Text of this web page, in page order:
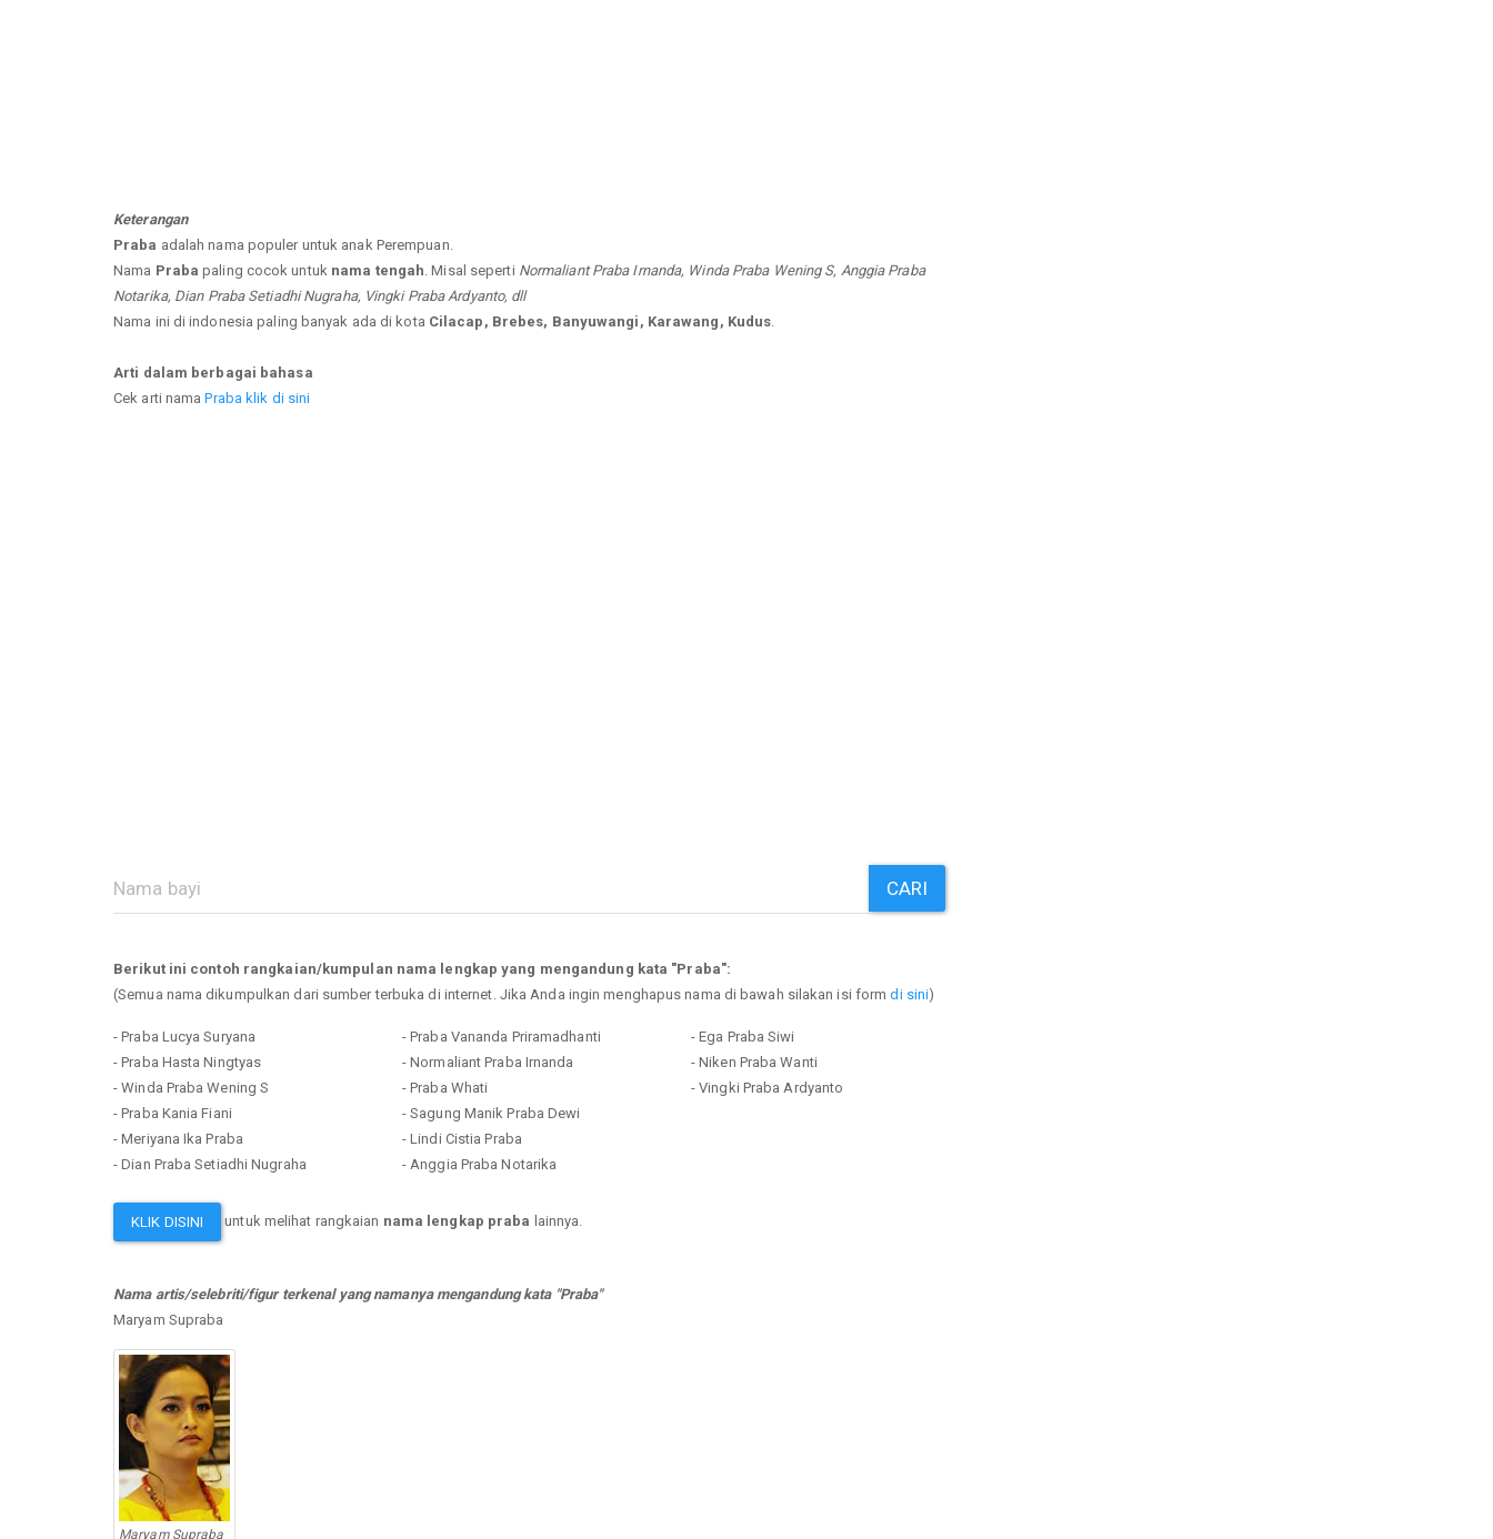
Keterangan
Praba adalah nama populer untuk anak Perempuan.
Nama Praba paling cocok untuk nama tengah . Misal seperti Normaliant Praba Irnanda, Winda Praba Wening S, Anggia Praba
Notarika, Dian Praba Setiadhi Nugraha, Vingki Praba Ardyanto, dll
Nama ini di indonesia paling banyak ada di kota Cilacap, Brebes, Banyuwangi, Karawang, Kudus
Arti dalam berbagai bahasa
Cek arti namaPraba klik di sini
CARI
Berikut ini contoh rangkaian/kumpulan nama lengkap yang mengandung kata "Praba":
(Semua nama dikumpulkan dari sumber terbuka di internet. Jika Anda ingin menghapus nama di bawah silakan isi formdi sini)
- Praba Lucya Suryana
- Praba Hasta Ningtyas
- Winda Praba Wening S
- Praba Kania Fiani
- Meriyana Ika Praba
- Dian Praba Setiadhi Nugraha
- Praba Vananda Priramadhanti
- Normaliant Praba Irnanda
- Praba Whati
- Sagung Manik Praba Dewi
- Lindi Cistia Praba
- Anggia Praba Notarika
- Ega Praba Siwi
- Niken Praba Wanti
- Vingki Praba Ardyanto
KLIK DISINI untuk melihat rangkaian nama lengkap praba lainnya.
Nama artis/selebriti/figur terkenal yang namanya mengandung kata "Praba"
Maryam Supraba
Maryam Supraba